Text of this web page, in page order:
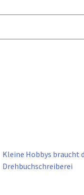
Kleine Hobbys braucht
Drehbuchschreiberei